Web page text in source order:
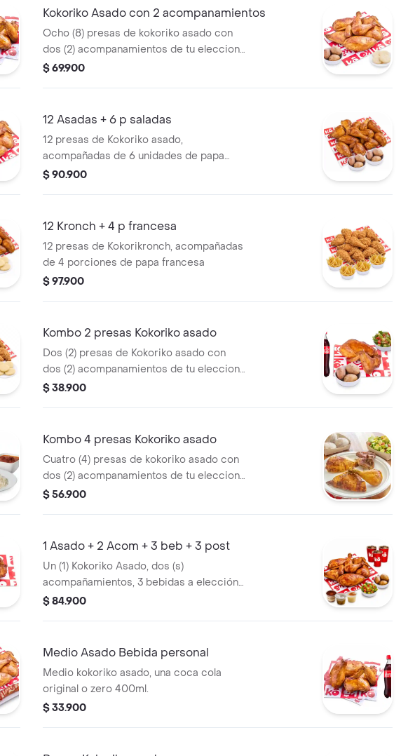
Kokoriko Asado con 2 acompanamientos
Ocho (8) presas de kokoriko asado con
dos (2) acompanamientos de tu eleccion
y 2 und de aji
$ 69.900
12 Asadas + 6 p saladas
12 presas de Kokoriko asado,
acompañadas de 6 unidades de papa
salada
$ 90.900
12 Kronch + 4 p francesa
12 presas de Kokorikronch, acompañadas
de 4 porciones de papa francesa
$ 97.900
Kombo 2 presas Kokoriko asado
Dos (2) presas de Kokoriko asado con
dos (2) acompanamientos de tu eleccion,
una (1) Coca Cola 400 ml y 1 und de aji
$ 38.900
Kombo 4 presas Kokoriko asado
Cuatro (4) presas de kokoriko asado con
dos (2) acompanamientos de tu eleccion,
una (1) Coca Cola 400 ml y 1 und de aji
$ 56.900
1 Asado + 2 Acom + 3 beb + 3 post
Un (1) Kokoriko Asado, dos (s)
acompañamientos, 3 bebidas a elección y
3 postres
$ 84.900
Medio Asado Bebida personal
Medio kokoriko asado, una coca cola
original o zero 400ml.
$ 33.900